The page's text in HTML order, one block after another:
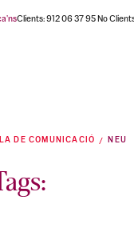
Clients: 912 06 37 95 No
DE COMUNICACIÓ NEU